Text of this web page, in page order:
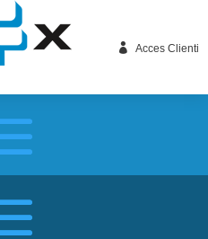
 Acces Clienti